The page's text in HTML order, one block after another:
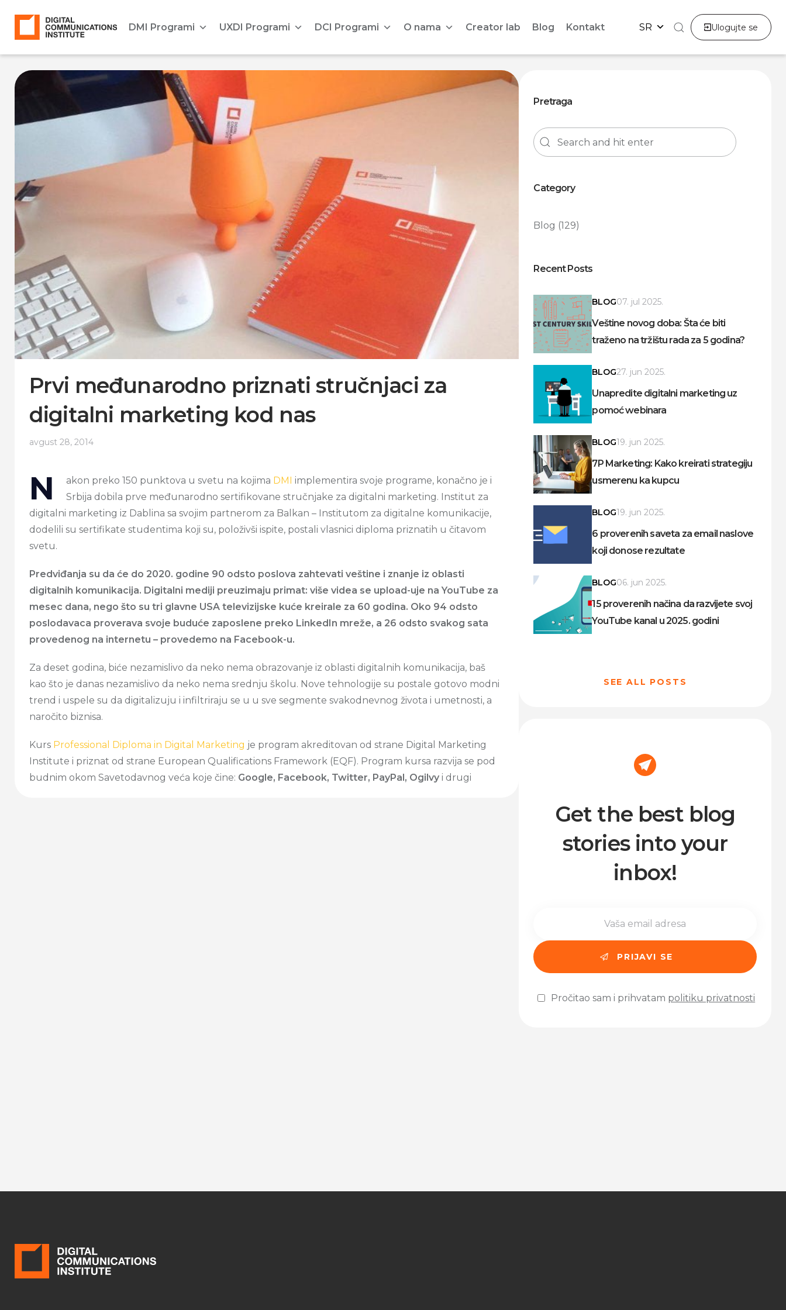
DMI Programi UXDI Programi DCI Programi O nama Creator lab Blog Kontakt SR Ulogujte se
Prvi međunarodno priznati stručnjaci za
digitalni marketing kod nas
avgust 28, 2014
N akon preko 150 punktova u svetu na kojima DMI
implementira svoje programe, konačno je i
Srbija dobila prve međunarodno sertifikovane stručnjake za digitalni marketing. Institut za
digitalni marketing iz Dablina sa svojim partnerom za Balkan – Institutom za digitalne komunikacije,
dodelili su sertifikate studentima koji su, položivši ispite, postali vlasnici diploma priznatih u čitavom
svetu.
Predviđanja su da će do 2020. godine 90 odsto poslova zahtevati veštine i znanje iz oblasti
digitalnih komunikacija. Digitalni mediji preuzimaju primat: više videa se upload-uje na YouTube za
mesec dana, nego što su tri glavne USA televizijske kuće kreirale za 60 godina. Oko 94 odsto
poslodavaca proverava svoje buduće zaposlene preko LinkedIn mreže, a 26 odsto svakog sata
provedenog na internetu – provedemo na Facebook-u.
Za deset godina, biće nezamislivo da neko nema obrazovanje iz oblasti digitalnih komunikacija, baš
kao što je danas nezamislivo da neko nema srednju školu. Nove tehnologije su postale gotovo modni
trend i uspele su da digitalizuju i infiltriraju se u u sve segmente svakodnevnog života i umetnosti, a
naročito biznisa.
Kurs Professional Diploma in Digital Marketing je program akreditovan od strane Digital Marketing
Institute i priznat od strane European Qualifications Framework (EQF). Program kursa razvija se pod
budnim okom Savetodavnog veća koje čine: Google, Facebook, Twitter, PayPal, Ogilvy i drugi
Pretraga
Category
Blog (129)
Recent Posts
BLOG07. jul 2025.
Veštine novog doba: Šta će biti
traženo na tržištu rada za 5 godina?
BLOG27. jun 2025.
Unapredite digitalni marketing uz
pomoć webinara
BLOG19. jun 2025.
7P Marketing: Kako kreirati strategiju
usmerenu ka kupcu
BLOG19. jun 2025.
6 proverenih saveta za email naslove
koji donose rezultate
BLOG06. jun 2025.
15 proverenih načina da razvijete svoj
YouTube kanal u 2025. godini
SEE ALL POSTS
Get the best blog
stories into your
inbox!
Pročitao sam i prihvatam politiku privatnosti